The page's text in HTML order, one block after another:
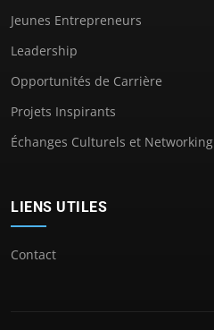
Jeunes Entrepreneurs
Leadership
Opportunités de Carrière
Projets Inspirants
Échanges Culturels et Networking
LIENS UTILES
Contact